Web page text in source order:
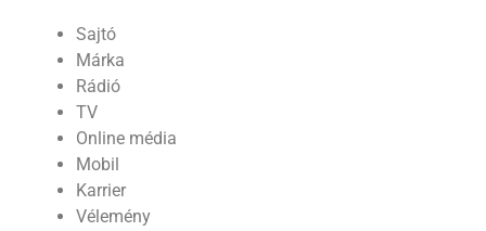
Sajtó
Márka
Rádió
TV
Online média
Mobil
Karrier
Vélemény